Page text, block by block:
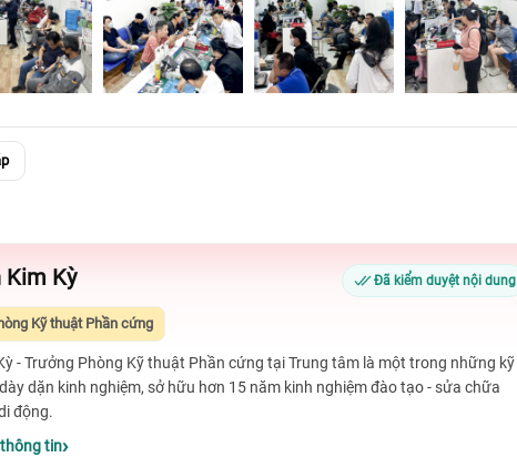
Kim Kỳ Đã kiểm duyệt nội dung
Kỹ thuật Phần cứng
- Trưởng Phòng Kỹ thuật Phần cứng tại Trung tâm là một trong những kỹ
dặn kinh nghiệm, sở hữu hơn 15 năm kinh nghiệm đào tạo - sửa chữa
động.
tin